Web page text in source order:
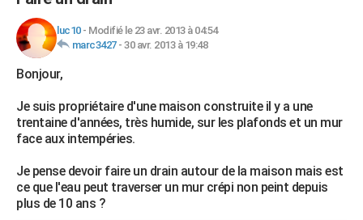
FINANCE
Retraite
Impôts
Epargne
Immobilier
Risques naturels par ville
Banque
Assurance
Crédit
AUTO
Essais
Réserver un essai
Citadines
Berlines
SUV
Forum auto
+HIGH-TECH
Mobiles
Meilleur smartphone
Internet
Ordinateurs
Jeux vidéo
Guide high-tech
+BRICOLAGE
Forum
Aménagement intérieur
Extérieur
Cuisine
Salle de bains
Jardinage
Rangement
Guides de France
Escapades
Patrimoine
Expositions
Musées
Week-end nature
LIFESTYLE
Art de vivre
Bien-être
Loisirs
ModeModes de vie
luc10- Modifié le 23 avr. 2013 à 04:54
marc3427- 30 avr. 2013 à 19:48
Bonjour,
Je suis propriétaire d'une maison construite il y a une
trentaine d'années, très humide, sur les plafonds et un mur
face aux intempéries.
Je pense devoir faire un drain autour de la maison mais est
ce que l'eau peut traverser un mur crépi non peint depuis
plus de 10 ans ?